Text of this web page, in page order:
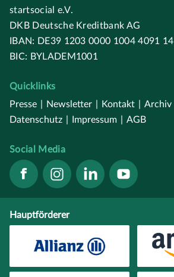
startsocial e.V.
DKB Deutsche Kreditbank AG
IBAN: DE39 1203 0000 1004 4091 14
BIC: BYLADEM1001
Quicklinks
Presse
Newsletter Kontakt Archiv
Datenschutz
Impressum AGB
Social Media
Hauptförderer